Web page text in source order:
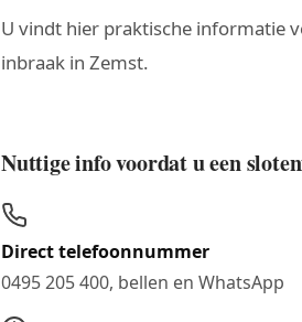
U vindt hier praktische informatie
inbraak in Zemst.
Nuttige info voordat u een
Direct telefoonnummer
0495 205 400, bellen en WhatsApp